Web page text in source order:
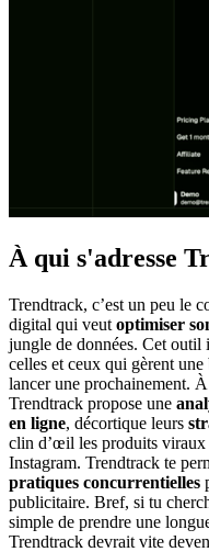
À qui s'adresse
Trendtrack, c’est un peu le
digital qui veut optimiser
jungle de données. Cet outil
celles et ceux qui gèrent
lancer une prochainement.
Trendtrack propose une
en ligne, décortique leurs
clin d’œil les produits
Instagram. Trendtrack te
pratiques concurrentielles
publicitaire. Bref, si tu
simple de prendre une
Trendtrack devrait vite